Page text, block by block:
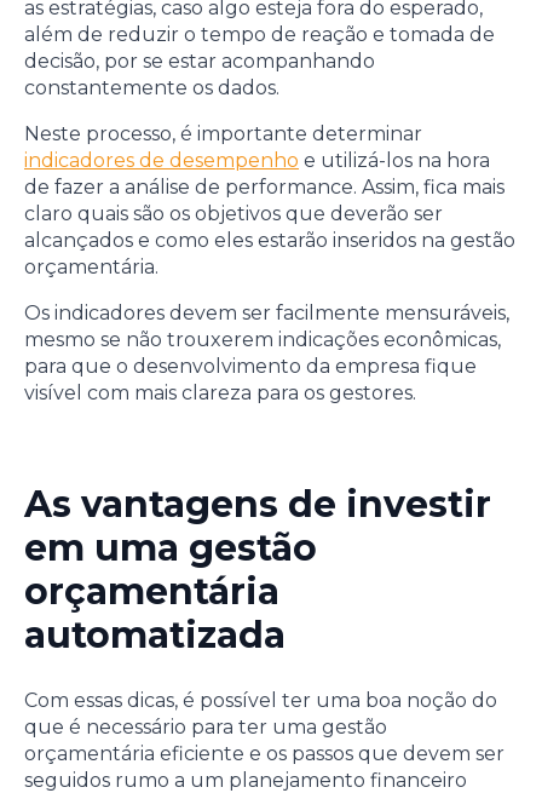
as estratégias, caso algo esteja fora do esperado,
além de reduzir o tempo de reação e tomada de
decisão, por se estar acompanhando
constantemente os dados.
Neste processo, é importante determinar
indicadores de desempenho e utilizá-los na hora
de fazer a análise de performance. Assim, fica mais
claro quais são os objetivos que deverão ser
alcançados e como eles estarão inseridos na gestão
orçamentária.
Os indicadores devem ser facilmente mensuráveis,
mesmo se não trouxerem indicações econômicas,
para que o desenvolvimento da empresa fique
visível com mais clareza para os gestores.
As vantagens de investir
em uma gestão
orçamentária
automatizada
Com essas dicas, é possível ter uma boa noção do
que é necessário para ter uma gestão
orçamentária eficiente e os passos que devem ser
seguidos rumo a um planejamento financeiro